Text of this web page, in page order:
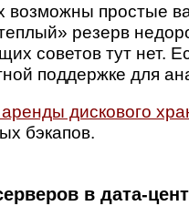
возможны простые
резерв
советов тут нет.
поддержке для
аренды дискового
бэкапов.
в дата-